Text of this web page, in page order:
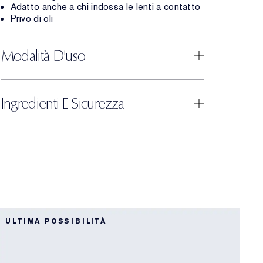
Adatto anche a chi indossa le lenti a contatto
Privo di oli
Modalità D'uso
Ingredienti E Sicurezza
ULTIMA POSSIBILITÀ